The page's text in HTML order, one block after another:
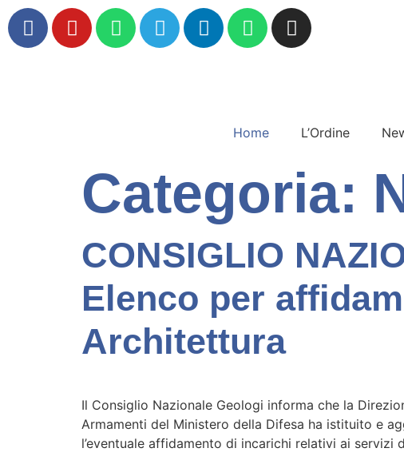
Home L’Ordine
Categoria:
CONSIGLIO
Elenco per
Architettura
Il Consiglio Nazionale Geologi informa che la
Armamenti del Ministero della Difesa ha istituito e
l’eventuale affidamento di incarichi relativi ai